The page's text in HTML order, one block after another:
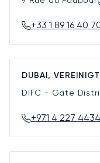
+33 1 89 16 40
DUBAI,
DIFC - Gate
+971 4 227 4434